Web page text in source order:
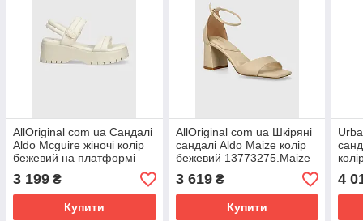
AllOriginal com ua Сандалі
Aldo Mcguire жіночі колір
бежевий на платформі
РОЗМІРИ ЗАПИТУЙТЕ
3 199 ₴
Купити
AllOriginal com ua Шкіряні
сандалі Aldo Maize колір
бежевий 13773275.Maize
РОЗМІРИ ЗАПИТУЙТЕ
3 619₴
Купити
4